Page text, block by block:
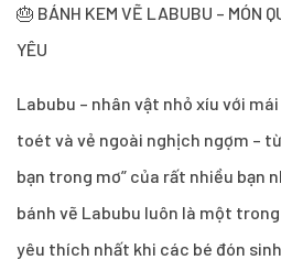
🎂 BÁNH KEM VẼ LABUBU – MÓN
YÊU
Labubu – nhân vật nhỏ xíu với
toét và vẻ ngoài nghịch ngợm –
bạn trong mơ” của rất nhiều bạn
bánh vẽ Labubu luôn là một
yêu thích nhất khi các bé đón